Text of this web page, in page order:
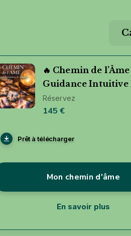
🔥 Chemin de
Guidance Intuitive
Réservez
145 €
Prêt à télécharger
Mon chemin d'âme
En savoir plus